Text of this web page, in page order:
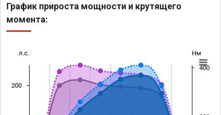
График прироста мощности и крутящего
момента:
л.с. Нм
200
400